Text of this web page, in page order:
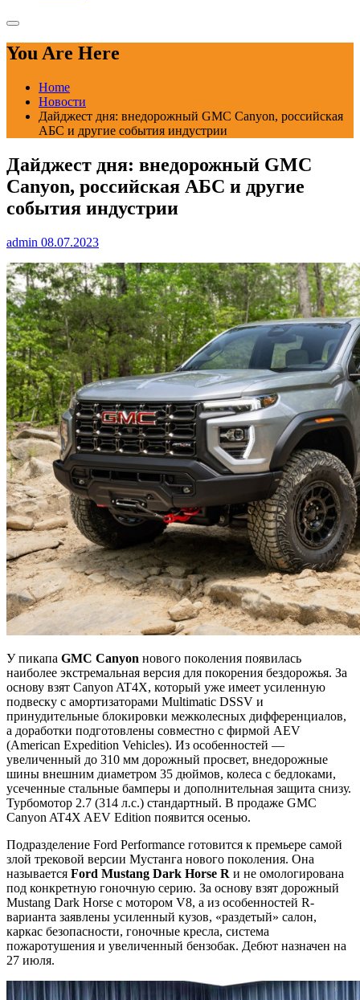
You Are Here
Home
Новости
Дайджест дня: внедорожный GMC Canyon, российская
АБС и другие события индустрии
Дайджест дня: внедорожный GMC
Canyon, российская АБС и другие
события индустрии
admin 08.07.2023
У пикапа GMC Canyon нового поколения появилась
наиболее экстремальная версия для покорения бездорожья. За
основу взят Canyon AT4X, который уже имеет усиленную
подвеску с амортизаторами Multimatic DSSV и
принудительные блокировки межколесных дифференциалов,
а доработки подготовлены совместно с фирмой AEV
(American Expedition Vehicles). Из особенностей —
увеличенный до 310 мм дорожный просвет, внедорожные
шины внешним диаметром 35 дюймов, колеса с бедлоками,
усеченные стальные бамперы и дополнительная защита снизу.
Турбомотор 2.7 (314 л.с.) стандартный. В продаже GMC
Canyon AT4X AEV Edition появится осенью.
Подразделение Ford Performance готовится к премьере самой
злой трековой версии Мустанга нового поколения. Она
называется Ford Mustang Dark Horse R и не омологирована
под конкретную гоночную серию. За основу взят дорожный
Mustang Dark Horse с мотором V8, а из особенностей R-
варианта заявлены усиленный кузов, «раздетый» салон,
каркас безопасности, гоночные кресла, система
пожаротушения и увеличенный бензобак. Дебют назначен на
27 июля.